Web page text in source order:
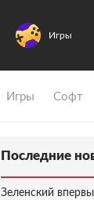
Игры
Игры Софт
Последние
Зеленский